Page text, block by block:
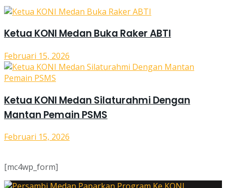
Ketua KONI Medan Buka Raker ABTI
Februari 15, 2026
Ketua KONI Medan Silaturahmi Dengan
Mantan Pemain PSMS
Februari 15, 2026
[mc4wp_form]